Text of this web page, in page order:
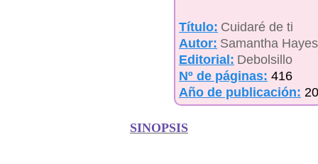
Título: Cuidaré de ti
Autor: Samantha Hayes
Editorial: Debolsillo
Nº de páginas: 416
Año de publicación:
SINOPSIS